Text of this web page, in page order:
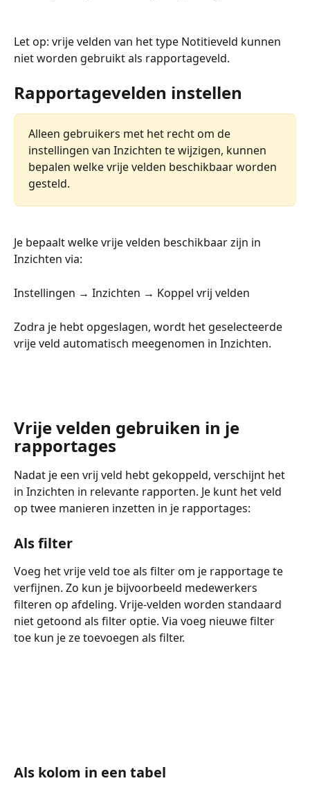
Let op: vrije velden van het type Notitieveld kunnen
niet worden gebruikt als rapportageveld.
Rapportagevelden instellen
Alleen gebruikers met het recht om de
instellingen van Inzichten te wijzigen, kunnen
bepalen welke vrije velden beschikbaar worden
gesteld.
Je bepaalt welke vrije velden beschikbaar zijn in
Inzichten via:
Instellingen → Inzichten → Koppel vrij velden
Zodra je hebt opgeslagen, wordt het geselecteerde
vrije veld automatisch meegenomen in Inzichten.
Vrije velden gebruiken in je
rapportages
Nadat je een vrij veld hebt gekoppeld, verschijnt het
in Inzichten in relevante rapporten. Je kunt het veld
op twee manieren inzetten in je rapportages:
Als filter
Voeg het vrije veld toe als filter om je rapportage te
verfijnen. Zo kun je bijvoorbeeld medewerkers
filteren op afdeling. Vrije-velden worden standaard
niet getoond als filter optie. Via voeg nieuwe filter
toe kun je ze toevoegen als filter.
Als kolom in een tabel